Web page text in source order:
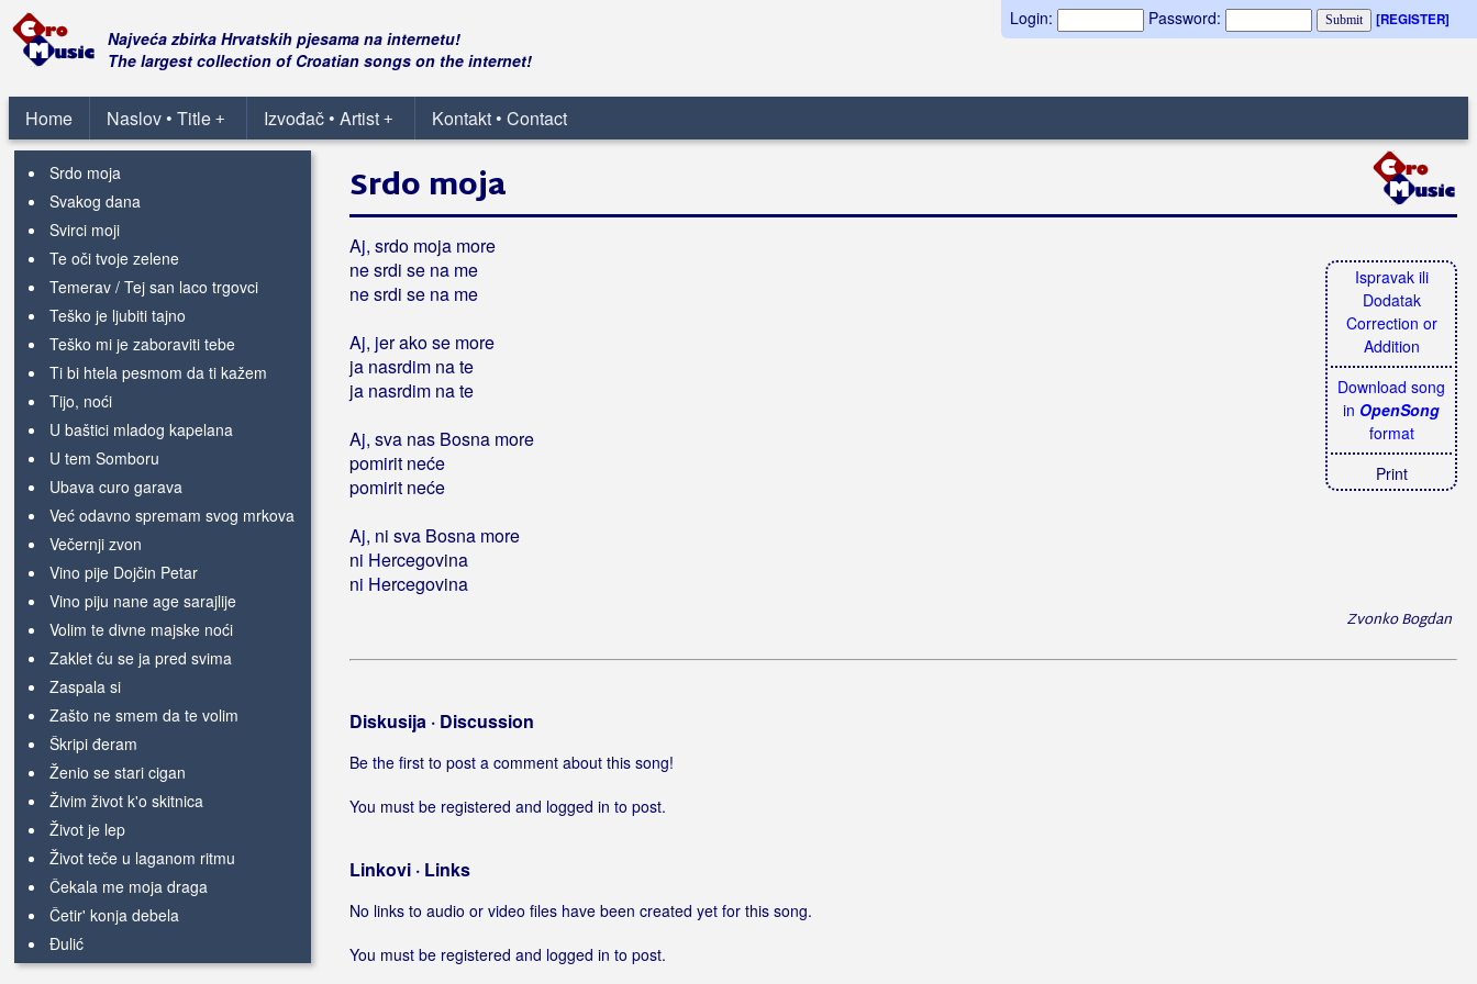
Login: Password: [REGISTER]
Najveća zbirka Hrvatskih pjesama na internetu!
The largest collection of Croatian songs on the internet!
Home +
Naslov • Title +
Izvođač • Artist Kontakt • Contact
Ružmarine moj zeleni
Sama si ti, a sam sam ja
Selo je sunce jarko
Somborski bećarac
Srdo moja
Svakog dana
Svirci moji
Te oči tvoje zelene
Temerav / Tej san laco trgovci
Teško je ljubiti tajno
Teško mi je zaboraviti tebe
Ti bi htela pesmom da ti kažem
Tijo, noći
U baštici mladog kapelana
U tem Somboru
Ubava curo garava
Već odavno spremam svog mrkova
Večernji zvon
Vino pije Dojčin Petar
Vino piju nane age sarajlije
Volim te divne majske noći
Zaklet ću se ja pred svima
Zaspala si
Zašto ne smem da te volim
Škripi đeram
Ženio se stari cigan
Živim život k'o skitnica
Život je lep
Život teče u laganom ritmu
Čekala me moja draga
Četir' konja debela
Đulić
Ispravak ili
Dodatak
Correction or
Addition
Download song
in OpenSong
format
Print
Srdo moja
Aj, srdo moja more
ne srdi se na me
ne srdi se na me
Aj, jer ako se more
ja nasrdim na te
ja nasrdim na te
Aj, sva nas Bosna more
pomirit neće
pomirit neće
Aj, ni sva Bosna more
ni Hercegovina
ni Hercegovina
Zvonko Bogdan
Diskusija · Discussion
Be the first to post a comment about this song!
You must be registered and logged in to post.
Linkovi · Links
No links to audio or video files have been created yet for this song.
You must be registered and logged in to post.